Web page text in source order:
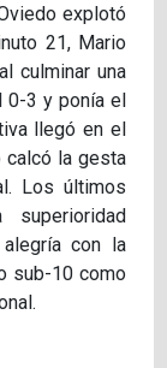
explotó
21, Mario
culminar una
0-3 y ponía el
llegó en el
calcó la gesta
Los últimos
con la
sub-10 como